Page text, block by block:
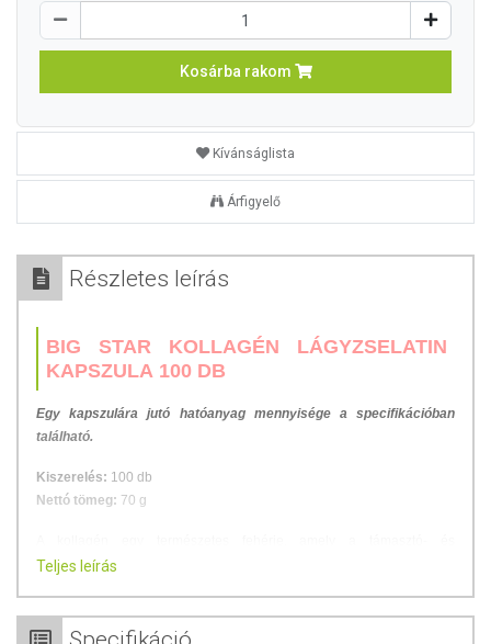
Kosárba rakom
Kívánságlista
Árfigyelő
Részletes leírás
BIG STAR KOLLAGÉN LÁGYZSELATIN
KAPSZULA 100 DB
Egy kapszulára jutó hatóanyag mennyisége a specifikációban
található.
Kiszerelés: 100 db
Nettó tömeg: 70 g
kötőszövetek fő alkotóeleme. Ez a rostos kötőszövet a testünkben erőt
Teljes leírás